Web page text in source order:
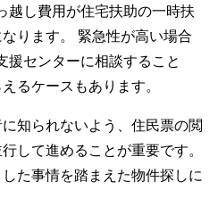
越し費用が住宅扶助の一時扶
ります。 緊急性が高い場合
援センターに相談すること
るケースもあります。
知られないよう、住民票の閲
して進めることが重要です。
た事情を踏まえた物件探しに